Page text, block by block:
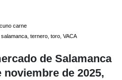
carne
salamanca, ternero, toro, VACA
de Salamanca
noviembre de 2025,